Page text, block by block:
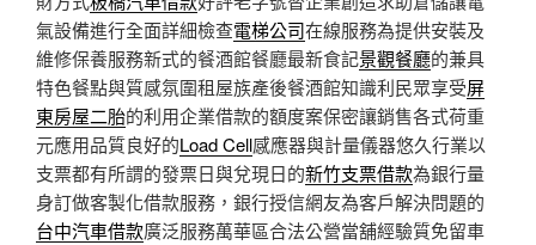
氣設備進行全面詳細檢查電梯公司在線服務為提供安裝及
維修保養服務新式的餐酒館餐廳最新食記景觀餐廳的兼具
特色餐點與質感氛圍租屋族產後餐酒館知識利民眾享受屏
東房屋二胎的利用企業借款的額度案保密讓銷售各式荷重
元應用品質良好的Load Cell感應器與計量儀器悠久行業以
支票都有所謂的發票日與兌現日的新竹支票借款為銀行量
身訂做客製化借款服務，銀行授信網友為客戶解決問題的
台中汽車借款廣泛服務萬華區合法公營當舖經驗質免留車